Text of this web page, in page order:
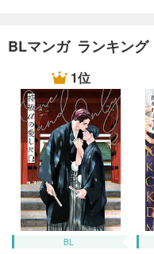
BLマンガ ランキング
1位
BL